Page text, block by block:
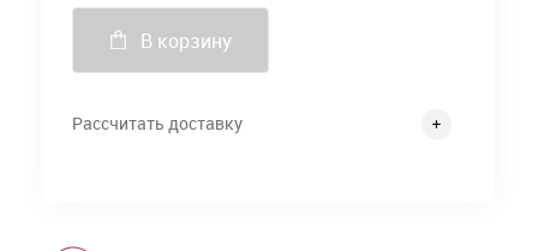
В корзину
Рассчитать доставку